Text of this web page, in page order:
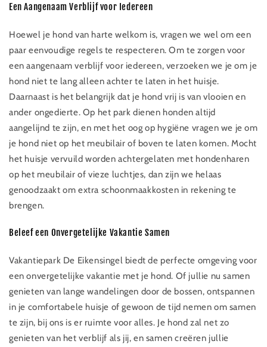
Een Aangenaam Verblijf voor Iedereen
Hoewel je hond van harte welkom is, vragen we wel om een
paar eenvoudige regels te respecteren. Om te zorgen voor
een aangenaam verblijf voor iedereen, verzoeken we je om je
hond niet te lang alleen achter te laten in het huisje.
Daarnaast is het belangrijk dat je hond vrij is van vlooien en
ander ongedierte. Op het park dienen honden altijd
aangelijnd te zijn, en met het oog op hygiëne vragen we je om
je hond niet op het meubilair of boven te laten komen. Mocht
het huisje vervuild worden achtergelaten met hondenharen
op het meubilair of vieze luchtjes, dan zijn we helaas
genoodzaakt om extra schoonmaakkosten in rekening te
brengen.
Beleef een Onvergetelijke Vakantie Samen
Vakantiepark De Eikensingel biedt de perfecte omgeving voor
een onvergetelijke vakantie met je hond. Of jullie nu samen
genieten van lange wandelingen door de bossen, ontspannen
in je comfortabele huisje of gewoon de tijd nemen om samen
te zijn, bij ons is er ruimte voor alles. Je hond zal net zo
genieten van het verblijf als jij, en samen creëren jullie